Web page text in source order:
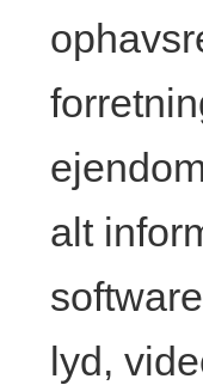
alt
lyd,